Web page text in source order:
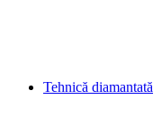
Tehnică diamantată